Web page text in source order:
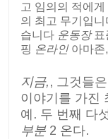
고 임의의 적에
의 최고 무기입니
습니다 운동장표
핑 온라인 아마존,
지금,, 그것들
이야기를 가진
예. 두 번째 다
부분2 온다.